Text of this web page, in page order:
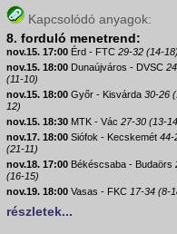
Kapcsolódó anyagok:
8. forduló menetrend:
nov.15. 17:00 Érd - FTC 29-32 (14-18)
nov.15. 18:00 Dunaújváros - DVSC
(11-10)
nov.15. 18:00 Győr - Kisvárda 30-26
12)
nov.15. 18:30 MTK - Vác 27-30 (13-
nov.17. 18:00 Siófok - Kecskemét 44-
(21-11)
nov.18. 17:00 Békéscsaba - Budaörs
(16-15)
nov.19. 18:00 Vasas - FKC 17-34 (8-
részletek...